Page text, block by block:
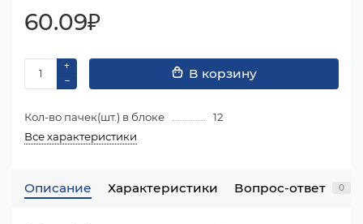
60.09₽
В корзину
Кол-во пачек(шт.) в блоке
12
Все характеристики
Описание Характеристики Вопрос-ответ 0